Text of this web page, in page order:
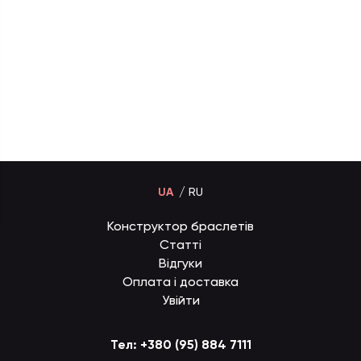
UA RU
Конструктор браслетів
Статті
Відгуки
Оплата і доставка
Увійти
Тел: +380 (95) 884 7111